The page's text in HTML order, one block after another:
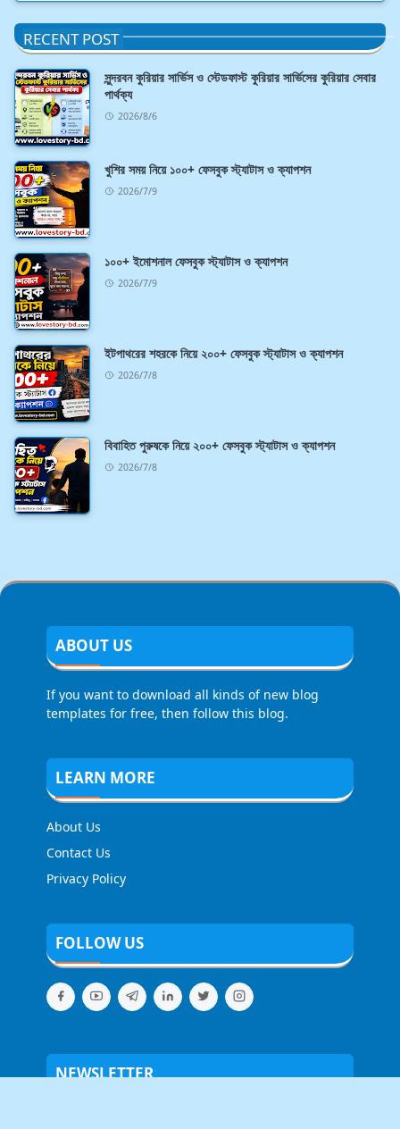
RECENT POST
সুন্দরবন কুরিয়ার সার্ভিস ও স্টেডফাস্ট কুরিয়ার সার্ভিসের কুরিয়ার সেবার
পার্থক্য
2026/8/6
খুশির সময় নিয়ে ১০০+ ফেসবুক স্ট্যাটাস ও ক্যাপশন
2026/7/9
১০০+ ইমোশনাল ফেসবুক স্ট্যাটাস ও ক্যাপশন
2026/7/9
ইটপাথরের শহরকে নিয়ে ২০০+ ফেসবুক স্ট্যাটাস ও ক্যাপশন
2026/7/8
বিবাহিত পুরুষকে নিয়ে ২০০+ ফেসবুক স্ট্যাটাস ও ক্যাপশন
2026/7/8
ABOUT US
If you want to download all kinds of new blog
templates for free, then follow this blog.
LEARN MORE
About Us
Contact Us
Privacy Policy
FOLLOW US
NEWSLETTER